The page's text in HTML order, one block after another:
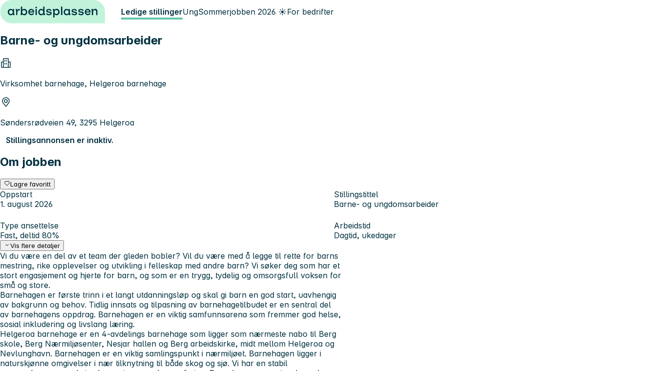
Hopp til innhold Ledige stillingerUngSommerjobben 2026 ☀️For bedrifter
Barne- og ungdomsarbeider
Virksomhet barnehage, Helgeroa barnehage
Søndersrødveien 49, 3295 Helgeroa
Stillingsannonsen er inaktiv.
Om jobben
Lagre favoritt
Oppstart
1. august 2026
Stillingstittel
Barne- og ungdomsarbeider
Type ansettelse
Fast, deltid 80%
Arbeidstid
Dagtid, ukedager
Vis flere detaljer
Vi du være en del av et team der gleden bobler? Vil du være med å legge til rette for barns
mestring, rike opplevelser og utvikling i felleskap med andre barn? Vi søker deg som har et
stort engasjement og hjerte for barn, og som er en trygg, tydelig og omsorgsfull voksen for
små og store.
Barnehagen er første trinn i et langt utdanningsløp og skal gi barn en god start, uavhengig
av bakgrunn og behov. Tidlig innsats og tilpasning av barnehagetilbudet er en sentral del
av barnehagens oppdrag. Barnehagen er en viktig samfunnsarena som fremmer god helse,
sosial inkludering og livslang læring.
Helgeroa barnehage er en 4-avdelings barnehage som ligger som nærmeste nabo til Berg
skole, Berg Nærmiljøsenter, Nesjar hallen og Berg arbeidskirke, midt mellom Helgeroa og
Nevlunghavn. Barnehagen er en viktig samlingspunkt i nærmiljøet. Barnehagen ligger i
naturskjønne omgivelser i nær tilknytning til både skog og sjø. Vi har en stabil